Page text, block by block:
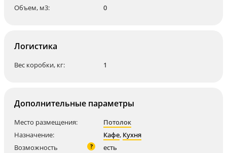
Объем, м3:
0
Логистика
Вес коробки, кг: 1
Дополнительные параметры
Место размещения:
Потолок
Назначение:
Кафе, Кухня
Возможность
? есть